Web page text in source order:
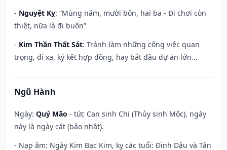
- Nguyệt Kỵ: “Mùng năm, mười bốn, hai ba - Đi chơi còn
thiệt, nữa là đi buôn”
- Kim Thần Thất Sát: Tránh làm những công việc quan
trọng, đi xa, ký kết hợp đồng, hay bắt đầu dự án lớn...
Ngũ Hành
Ngày: Quý Mão - tức Can sinh Chi (Thủy sinh Mộc), ngày
này là ngày cát (bảo nhật).
- Nạp âm: Ngày Kim Bạc Kim, kỵ các tuổi: Đinh Dậu và Tân